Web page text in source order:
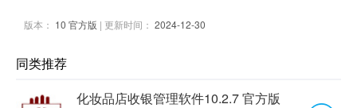
版本： 10 官方版 | 更新时间： 2024-12-30
同类推荐
化妆品店收银管理软件10.2.7 官方版